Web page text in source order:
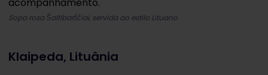
Sopa rosa Šaltibarščiai, servida ao estilo Lituano
Klaipeda, Lituânia